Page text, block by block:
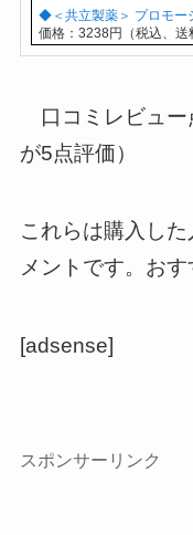
◆＜共立製薬＞ プロモー
価格：3238円（税込、送
口コミレビュ
が5点評価）
これらは購入し
メントです。おす
[adsense]
スポンサーリンク